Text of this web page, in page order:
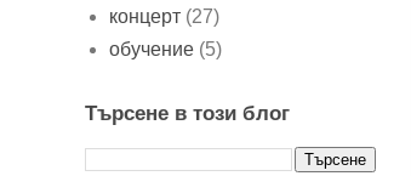
концерт (27)
обучение (5)
Търсене в този блог